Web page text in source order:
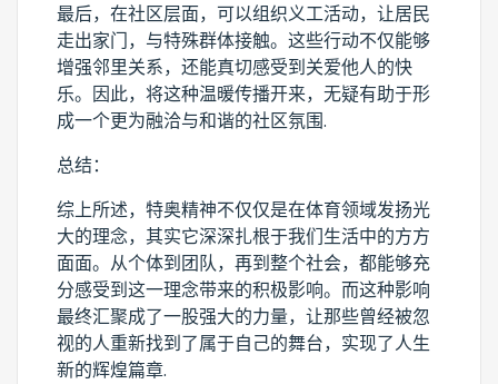
最后，在社区层面，可以组织义工活动，让居民
走出家门，与特殊群体接触。这些行动不仅能够
增强邻里关系，还能真切感受到关爱他人的快
乐。因此，将这种温暖传播开来，无疑有助于形
成一个更为融洽与和谐的社区氛围.
总结：
综上所述，特奥精神不仅仅是在体育领域发扬光
大的理念，其实它深深扎根于我们生活中的方方
面面。从个体到团队，再到整个社会，都能够充
分感受到这一理念带来的积极影响。而这种影响
最终汇聚成了一股强大的力量，让那些曾经被忽
视的人重新找到了属于自己的舞台，实现了人生
新的辉煌篇章.